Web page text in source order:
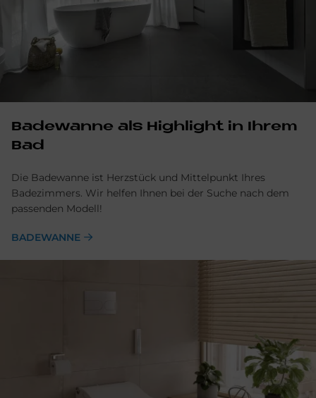
Ba­de­wan­ne als High­lig­ht in Ih­rem
Bad
Die Badewanne ist Herzstück und Mittelpunkt Ihres
Badezimmers. Wir helfen Ihnen bei der Suche nach dem
passenden Modell!
BADEWANNE